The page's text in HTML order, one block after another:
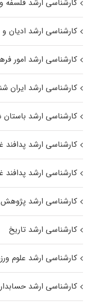
کارشناسی ارشد فلسفه
کارشناسی ارشد ادیان
کارشناسی ارشد امور
کارشناسی ارشد ایران
کارشناسی ارشد
کارشناسی ارشد پدافند
کارشناسی ارشد پدافند
کارشناسی ارشد پژوهش
کارشناسی ارشد تاریخ
کارشناسی ارشد علوم
کارشناسی ارشد